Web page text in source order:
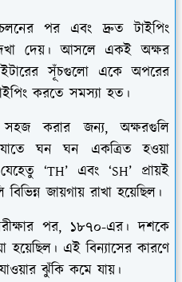
পর এবং দ্রুত টাইপিং
দেয়। আসলে একই অক্ষর
সূঁচগুলো একে অপরের
করতে সমস‍্যা হত।
সহজ করার জন্য, অক্ষরগুলি
ঘন ঘন একত্রিত হওয়া
‘TH’ এবং ‘SH’ প্রায়ই
জায়গায় রাখা হয়েছিল।
পর, ১৮৭০-এর। দশকে
হয়েছিল। এই বিন‍্যাসের কারণে
ঝুঁকি কমে যায়।